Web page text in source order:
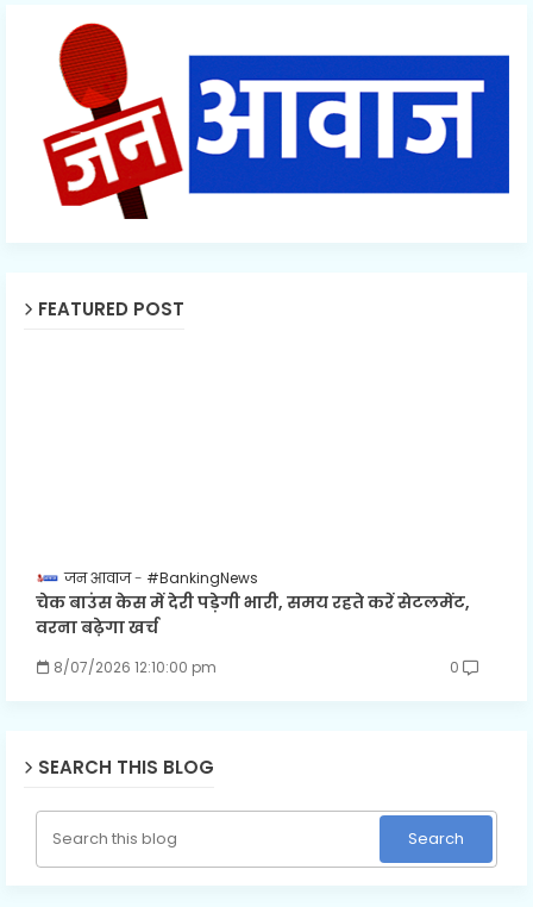
FEATURED POST
जन आवाज #BankingNews
चेक बाउंस केस में देरी पड़ेगी भारी, समय रहते करें सेटलमेंट,
वरना बढ़ेगा खर्च
8/07/2026 12:10:00 pm 0
SEARCH THIS BLOG